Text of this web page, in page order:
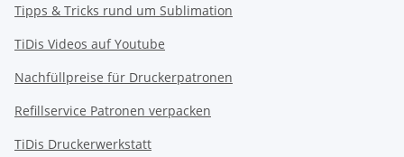
Tipps & Tricks rund um Sublimation
TiDis Videos auf Youtube
Nachfüllpreise für Druckerpatronen
Refillservice Patronen verpacken
TiDis Druckerwerkstatt